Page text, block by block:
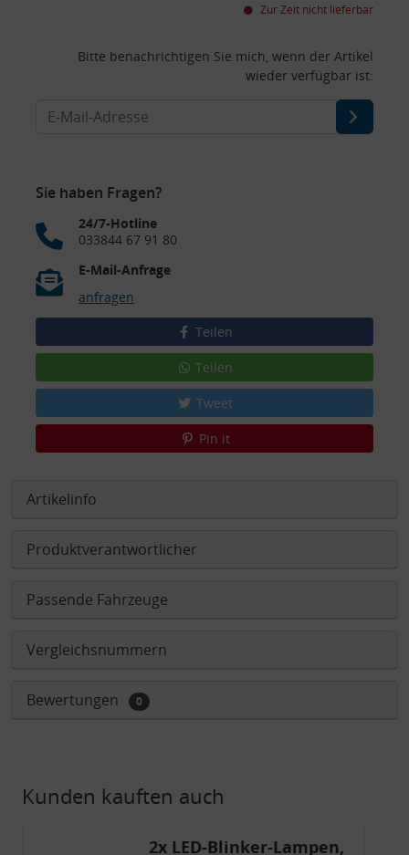
Zur Zeit nicht lieferbar
Bitte benachrichtigen Sie mich, wenn der Artikel
wieder verfügbar ist:
Sie haben Fragen?
24/7-Hotline
033844 67 91 80
E-Mail-Anfrage
anfragen
Teilen
Teilen
Tweet
Pin it
Artikelinfo
Produktverantwortlicher
Passende Fahrzeuge
Vergleichsnummern
Bewertungen 0
Kunden kauften auch
2x LED-Blinker-Lampen,